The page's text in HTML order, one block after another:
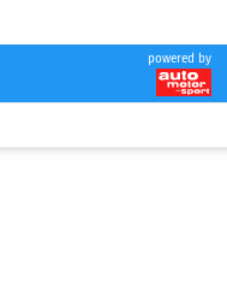
powered by